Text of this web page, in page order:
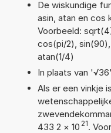
De wiskundige
asin, atan en cos
Voorbeeld:
cos(pi/2),
atan(1/4)
In plaats van
Als er een vinkje
433 2 × 10 21.